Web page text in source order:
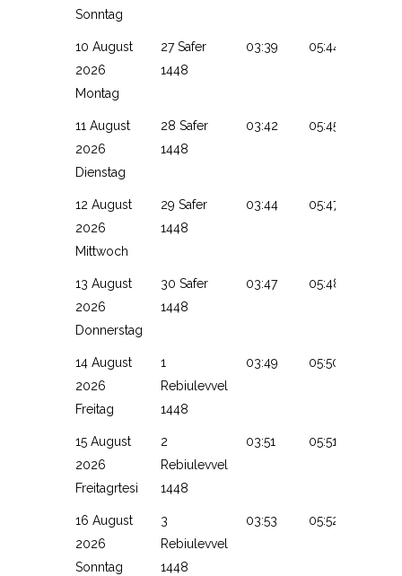
Sonntag
10 August
2026
Montag
27 Safer
1448
03:39 05:44
11 August
2026
Dienstag
28 Safer
1448
03:42 05:45
12 August
2026
Mittwoch
29 Safer
1448
03:44 05:47
13 August
2026
Donnerstag
30 Safer
1448
03:47 05:48
14 August
2026
Freitag
1
Rebiulevvel
1448
03:49 05:50
15 August
2026
Freitagrtesi
2
Rebiulevvel
1448
03:51 05:51
16 August
2026
Sonntag
3
Rebiulevvel
1448
03:53 05:52